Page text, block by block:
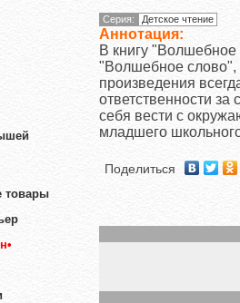
товары
Серия: Детское чтение
Аннотация:
В книгу
"Волшебное слово",
произведения
ответственности
себя вести с
младшего
Поделиться